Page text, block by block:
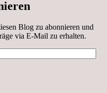
Blog zu abonnieren und
via E-Mail zu erhalten.